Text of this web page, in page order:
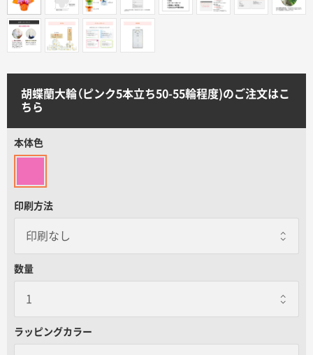
サイトメニュー
ご注文の流れ
データ入稿ガイド
再注文について
よくあるご質問
胡蝶蘭大輪（ピンク5本立ち50-55輪程度)のご注文はこ
ちら
本体色
印刷方法
数量
ラッピングカラー